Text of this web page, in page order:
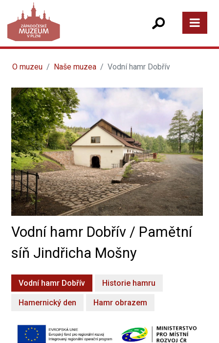
O muzeu Naše muzea Vodní hamr Dobřív
Vodní hamr Dobřív / Pamětní
síň Jindřicha Mošny
Vodní hamr Dobřív Historie hamru
Hamernický den Hamr obrazem